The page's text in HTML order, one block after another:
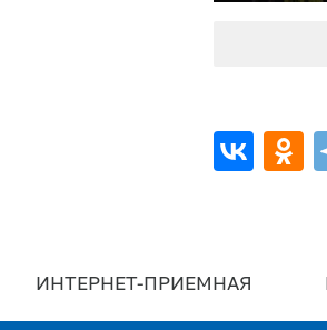
ИНТЕРНЕТ-ПРИЕМНАЯ